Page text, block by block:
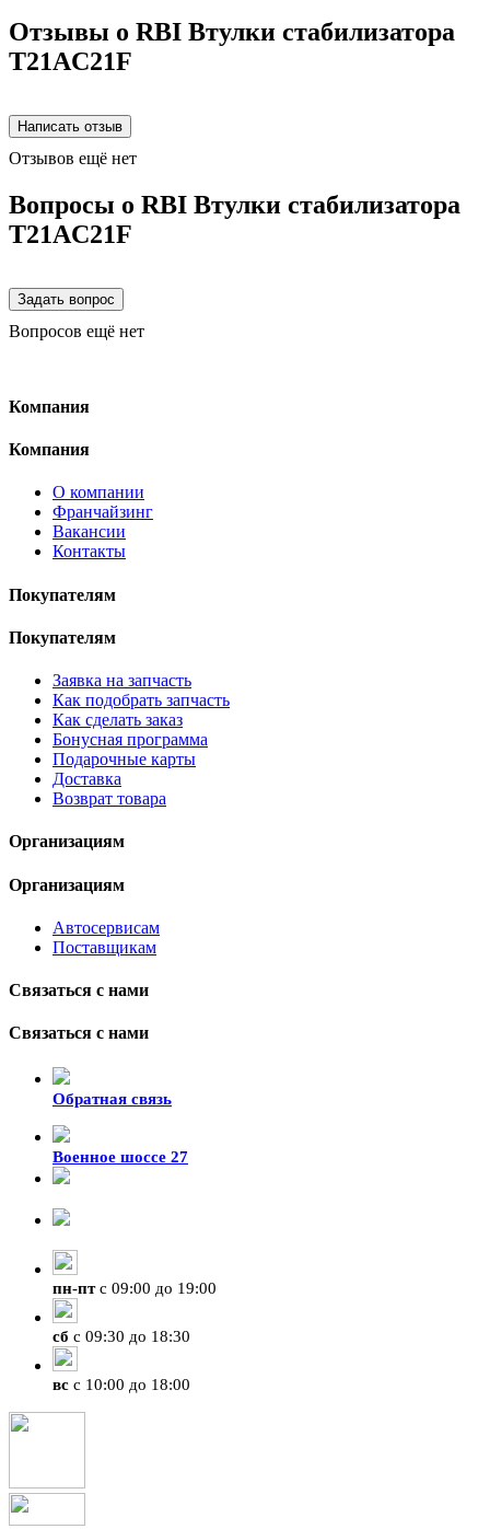
Отзывы о RBI Втулки стабилизатора
T21AC21F
Отзывов ещё нет
Вопросы о RBI Втулки стабилизатора
T21AC21F
Вопросов ещё нет
Компания
Компания
О компании
Франчайзинг
Вакансии
Контакты
Покупателям
Покупателям
Заявка на запчасть
Как подобрать запчасть
Как сделать заказ
Бонусная программа
Подарочные карты
Доставка
Возврат товара
Организациям
Организациям
Автосервисам
Поставщикам
Связаться с нами
Связаться с нами
Обратная связь
Военное шоссе 27
пн-птс 09:00 до 19:00
сб с 09:30 до 18:30
вс с 10:00 до 18:00